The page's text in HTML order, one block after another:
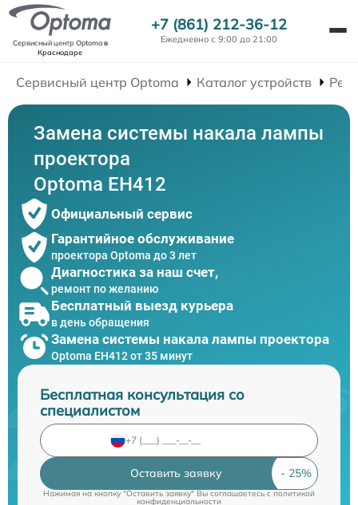
Сервисный центр Optomaв
Краснодаре
+7 (861) 212-36-12
Ежедневно с 9:00 до 21:00
Сервисный центр Optoma Каталог устройств
Замена системы накала лампы
проектора
Optoma EH412
Официальный сервис
Гарантийное обслуживание
проектора Optoma до 3 лет
Диагностика за наш счет,
ремонт по желанию
Бесплатный выезд курьера
в день обращения
Замена системы накала лампы проектора
Optoma EH412 от 35 минут
Бесплатная консультация со
специалистом
Оставить заявку
Нажимая на кнопку "Оставить заявку" Вы соглашаетесь cполитикой
конфиденциальности